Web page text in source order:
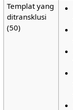
Templat yang
ditransklusi
(50)